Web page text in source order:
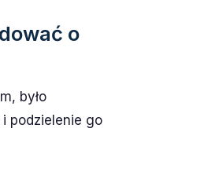
o
było
podzielenie go